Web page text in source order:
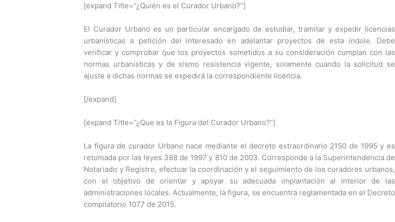
[expand Title=”¿Quién es el Curador Urbano?”]
El Curador Urbano es un particular encargado de estudiar, tramitar y expedir licencias
urbanísticas a petición del interesado en adelantar proyectos de esta índole. Debe
verificar y comprobar que los proyectos sometidos a su consideración cumplan con las
normas urbanísticas y de sismo resistencia vigente, solamente cuando la solicitud se
ajuste a dichas normas se expedirá la correspondiente licencia.
[/expand]
[expand Title=”¿Que es la Figura del Curador Urbano?”]
La figura de curador Urbano nace mediante el decreto extraordinario 2150 de 1995 y es
retomada por las leyes 388 de 1997 y 810 de 2003. Corresponde a la Superintendencia de
Notariado y Registro, efectuar la coordinación y el seguimiento de los curadores urbanos,
con el objetivo de orientar y apoyar su adecuada implantación al interior de las
administraciones locales. Actualmente, la figura, se encuentra reglamentada en el Decreto
compilatorio 1077 de 2015.